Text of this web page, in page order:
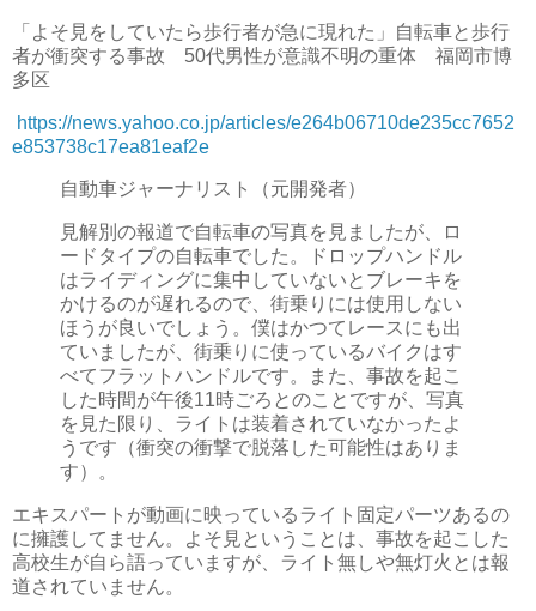
「よそ見をしていたら歩行者が急に現れた」自転車と歩行
者が衝突する事故 50代男性が意識不明の重体 福岡市博
多区
https://news.yahoo.co.jp/articles/e264b06710de235cc7652
e853738c17ea81eaf2e
自動車ジャーナリスト（元開発者）
見解別の報道で自転車の写真を見ましたが、ロ
ードタイプの自転車でした。ドロップハンドル
はライディングに集中していないとブレーキを
かけるのが遅れるので、街乗りには使用しない
ほうが良いでしょう。僕はかつてレースにも出
ていましたが、街乗りに使っているバイクはす
べてフラットハンドルです。また、事故を起こ
した時間が午後11時ごろとのことですが、写真
を見た限り、ライトは装着されていなかったよ
うです（衝突の衝撃で脱落した可能性はありま
す）。
エキスパートが動画に映っているライト固定パーツあるの
に擁護してません。よそ見ということは、事故を起こした
高校生が自ら語っていますが、ライト無しや無灯火とは報
道されていません。